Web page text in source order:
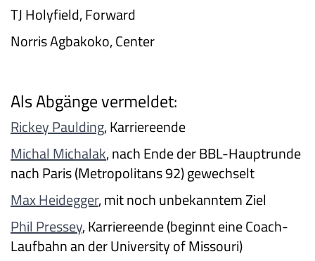
TJ Holyfield, Forward
Norris Agbakoko, Center
Als Abgänge vermeldet:
Rickey Paulding, Karriereende
Michal Michalak, nach Ende der BBL-Hauptrunde
nach Paris (Metropolitans 92) gewechselt
Max Heidegger, mit noch unbekanntem Ziel
Phil Pressey, Karriereende (beginnt eine Coach-
Laufbahn an der University of Missouri)